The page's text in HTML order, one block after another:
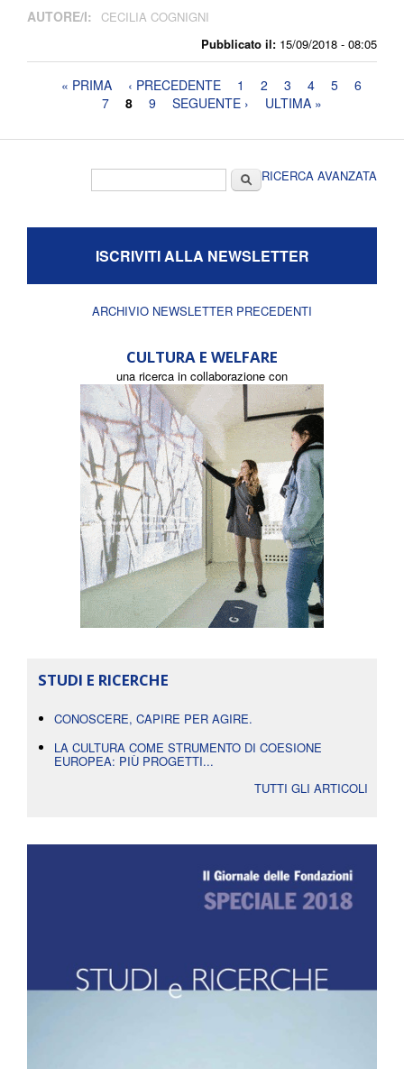
Pubblicato il: 15/09/2018 - 08:05
AUTORE/I: CECILIA COGNIGNI
Pagine« PRIMA ‹ PRECEDENTE 1 2 3 4 5
6
7
8 9 SEGUENTE › ULTIMA »
CercaRICERCA AVANZATA
ISCRIVITI ALLA NEWSLETTER
ARCHIVIO NEWSLETTER PRECEDENTI
CULTURA E WELFARE
una ricerca in collaborazione con
STUDI E RICERCHE
CONOSCERE, CAPIRE PER AGIRE.
LA CULTURA COME STRUMENTO DI COESIONE
EUROPEA: PIÙ PROGETTI...
TUTTI GLI ARTICOLI